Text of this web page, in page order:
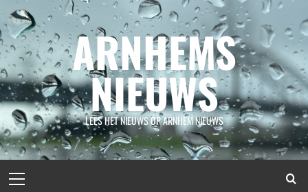
Spring
naar
inhoud
ARNHEMS
NIEUWS
LEES HET NIEUWS OP ARNHEM NIEUWS
menu